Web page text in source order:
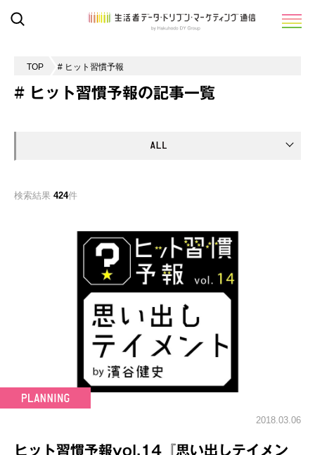
TOP # ヒット習慣予報
# ヒット習慣予報の記事一覧
検索結果 424件
2018.03.06
ヒット習慣予報vol.14『思い出しテイメン